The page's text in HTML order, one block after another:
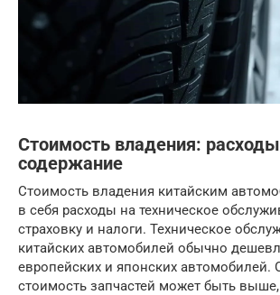
Стоимость владения:
содержание
Стоимость владения китайским
в себя расходы на техническое
страховку и налоги. Техническое
китайских автомобилей обычно
европейских и японских автомобилей.
стоимость запчастей может быть